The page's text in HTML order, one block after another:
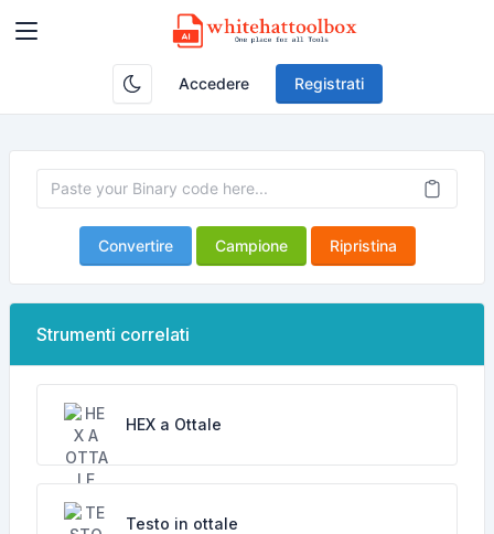
Accedere Registrati
Convertire Campione Ripristina
Strumenti correlati
HEX a Ottale
Testo in ottale